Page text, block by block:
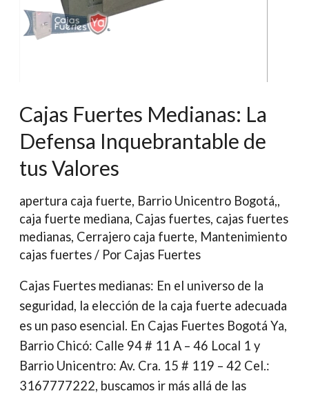
Cajas Fuertes Medianas: La
Defensa Inquebrantable de
tus Valores
apertura caja fuerte, Barrio Unicentro Bogotá,,
caja fuerte mediana, Cajas fuertes, cajas fuertes
medianas, Cerrajero caja fuerte, Mantenimiento
cajas fuertes/ Por Cajas Fuertes
Cajas Fuertes medianas: En el universo de la
seguridad, la elección de la caja fuerte adecuada
es un paso esencial. En Cajas Fuertes Bogotá Ya,
Barrio Chicó: Calle 94 # 11 A – 46 Local 1 y
Barrio Unicentro: Av. Cra. 15 # 119 – 42 Cel.:
3167777222, buscamos ir más allá de las